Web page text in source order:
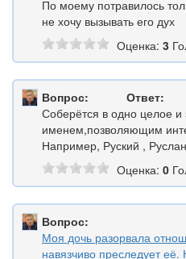
По моему потравилось
не хочу вызывать его дух
Оценка: 3
Вопрос:
Ответ:
Соберётся в одно целое и
именем,позволяющим
Например, Руский , Руслан
Оценка: 0
Вопрос:
Моя дочь разорвала
навязчиво преследует её.